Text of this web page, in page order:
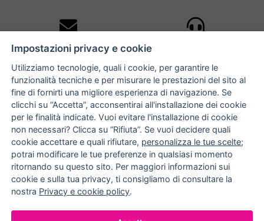
iscriviti alla newsletter
per tutti gli ordini
NUCCIA COSTANTINO
via Argiro 112/114 - 70122 Bari
+39 080 990 9118
+39 391 72 89 930
Impostazioni privacy e cookie
Utilizziamo tecnologie, quali i cookie, per garantire le
funzionalità tecniche e per misurare le prestazioni del sito al
fine di fornirti una migliore esperienza di navigazione. Se
clicchi su “Accetta”, acconsentirai all'installazione dei cookie
per le finalità indicate. Vuoi evitare l'installazione di cookie
non necessari? Clicca su “Rifiuta”. Se vuoi decidere quali
cookie accettare e quali rifiutare, personalizza le tue scelte;
potrai modificare le tue preferenze in qualsiasi momento
ritornando su questo sito. Per maggiori informazioni sui
cookie e sulla tua privacy, ti consigliamo di consultare la
nostra Privacy e cookie policy.